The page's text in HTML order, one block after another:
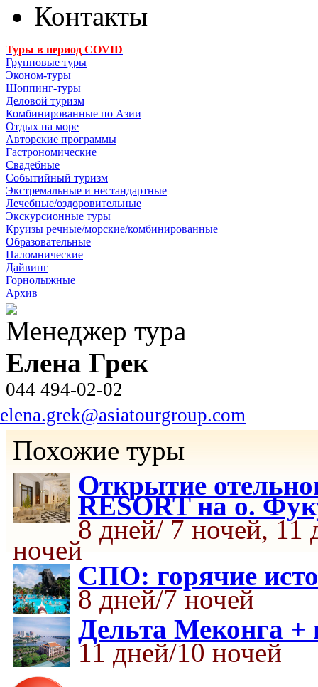
Контакты
Туры в период COVID
Групповые туры
Эконом-туры
Шоппинг-туры
Деловой туризм
Комбинированные по Азии
Отдых на море
Авторские программы
Гастрономические
Свадебные
Событийный туризм
Экстремальные и нестандартные
Лечебные/оздоровительные
Экскурсионные туры
Круизы речные/морские/комбинированные
Образовательные
Паломнические
Дайвинг
Горнолыжные
Архив
Менеджер тура
Елена Грек
044 494-02-02
elena.grek@asiatourgroup.com
Похожие туры
Открытие
RESORT на о.
8 дней/ 7 ночей, 11
ночей
СПО: горячие
8 дней/7 ночей
Дельта Меконга
11 дней/10 ночей